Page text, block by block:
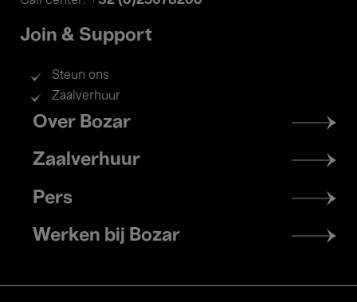
Join & Support
Steun ons
Zaalverhuur
Footer
menu
Over Bozar
Zaalverhuur
Pers
Werken bij Bozar